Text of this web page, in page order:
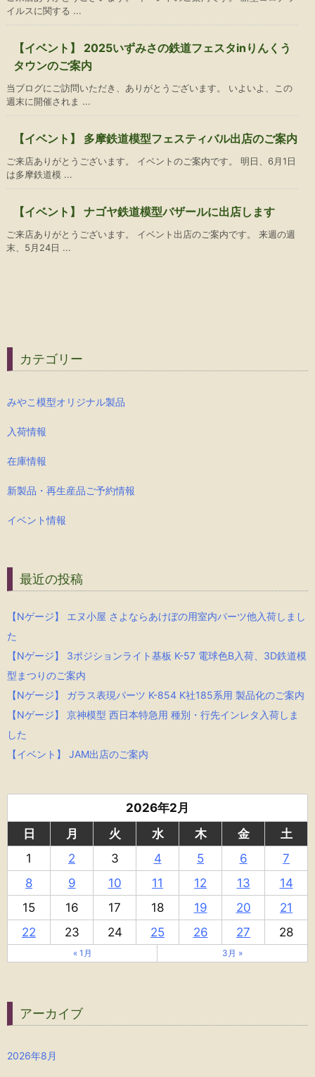
イルスに関する ...
【イベント】 2025いずみさの鉄道フェスタinりんくう
タウンのご案内
当ブログにご訪問いただき、ありがとうございます。 いよいよ、この
週末に開催されま ...
【イベント】 多摩鉄道模型フェスティバル出店のご案内
ご来店ありがとうございます。 イベントのご案内です。 明日、6月1日
は多摩鉄道模 ...
【イベント】 ナゴヤ鉄道模型バザールに出店します
ご来店ありがとうございます。 イベント出店のご案内です。 来週の週
末、5月24日 ...
カテゴリー
みやこ模型オリジナル製品
入荷情報
在庫情報
新製品・再生産品ご予約情報
イベント情報
最近の投稿
【Nゲージ】 エヌ小屋 さよならあけぼの用室内パーツ他入荷しまし
た
【Nゲージ】 3ポジションライト基板 K-57 電球色B入荷、3D鉄道模
型まつりのご案内
【Nゲージ】 ガラス表現パーツ K-854 K社185系用 製品化のご案内
【Nゲージ】 京神模型 西日本特急用 種別・行先インレタ入荷しま
した
【イベント】 JAM出店のご案内
2026年2月
日
月 火 水 木 金
土
1
2 3 4 5 6
7
8
9 10 11 12 13
14
15
16 17 18 19 20
21
22
23 24 25 26 27 28
« 1月 3月 »
アーカイブ
2026年8月